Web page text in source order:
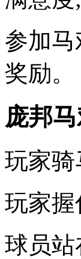
参加
奖励。
庞邦
玩家骑
玩家握
球员